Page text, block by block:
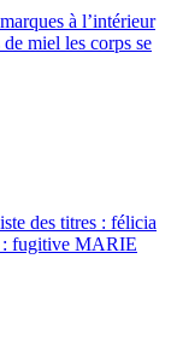
à l’intérieur
miel les corps se
des titres : félicia
: fugitive MARIE